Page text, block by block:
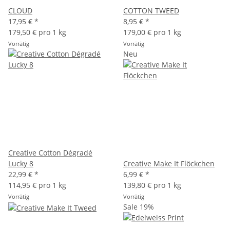
CLOUD
17,95 € *
179,50 € pro 1 kg
Vorrätig
COTTON TWEED
8,95 € *
179,00 € pro 1 kg
Vorrätig
Creative Cotton Dégradé
Lucky 8
22,99 € *
114,95 € pro 1 kg
Vorrätig
Neu
Creative Make It Flöckchen
6,99 € *
139,80 € pro 1 kg
Vorrätig
Sale 19%